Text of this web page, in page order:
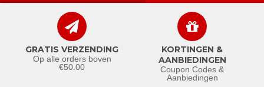
GRATIS VERZENDING
Op alle orders boven
€50.00
KORTINGEN &
AANBIEDINGEN
Coupon Codes &
Aanbiedingen